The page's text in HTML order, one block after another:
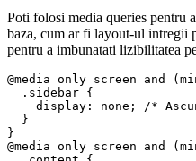
Poti folosi media queries pentru
baza, cum ar fi layout-ul intregii
pentru a imbunatati lizibilitatea
@media only screen and
  .sidebar {
display: none; /*
  }
}
@media only screen and